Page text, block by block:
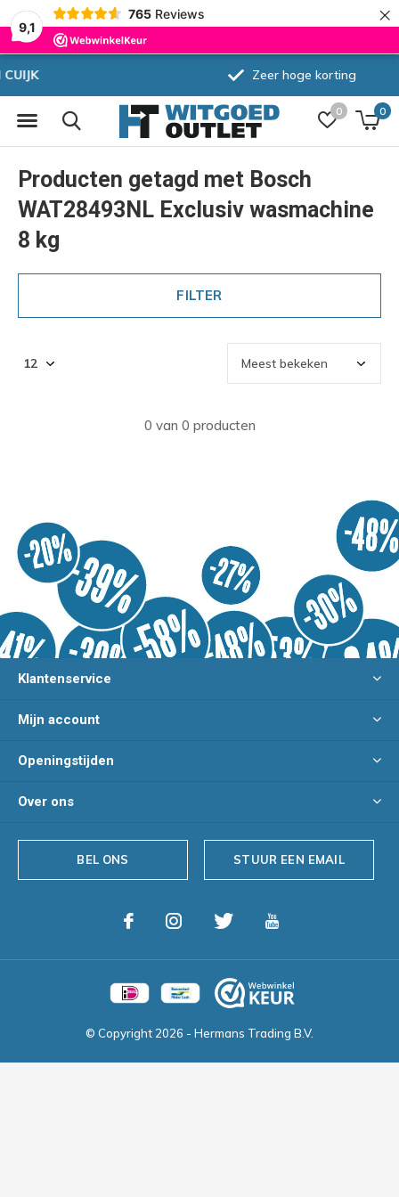
9,1
765 Reviews ×
0 0
Zeer hoge korting
Producten getagd met Bosch
WAT28493NL Exclusiv wasmachine
8 kg
FILTER
0 van 0 producten
Klantenservice
Mijn account
Openingstijden
Over ons
BEL ONS STUUR EEN EMAIL
© Copyright 2026 - Hermans Trading B.V.